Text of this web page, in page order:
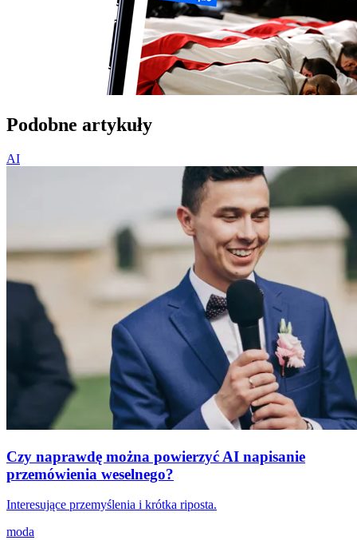
Podobne artykuły
AI
Czy naprawdę można powierzyć AI napisanie
przemówienia weselnego?
Interesujące przemyślenia i krótka riposta.
moda